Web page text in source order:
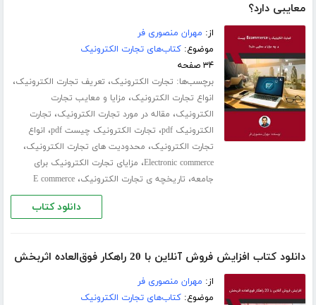
معایبی دارد؟
از: مهران منصوری فر
موضوع:کتاب‌های تجارت الکترونیک
۳۴ صفحه
برچسب‌ها: تجارت الکترونیک، تعریف تجارت الکترونیک،
انواع تجارت الکترونیک، مزایا و معایب تجارت
الکترونیک، مقاله در مورد تجارت الکترونیک، تجارت
الکترونیک pdf
، تجارت الکترونیک چیست pdf ، انواع
تجارت الکترونیک، محدودیت های تجارت الکترونیک،
Electronic commerce، مزایای تجارت الکترونیک برای
جامعه، تاریخچه ی تجارت الکترونیک،E commerce
دانلود کتاب
دانلود کتاب افزایش فروش آنلاین با 20 راهکار فوق‌العاده اثربخش
از: مهران منصوری فر
موضوع:کتاب‌های تجارت الکترونیک